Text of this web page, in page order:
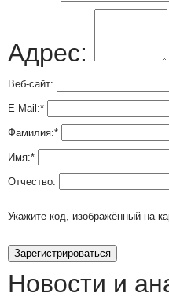
Адрес:
Веб-сайт:
E-Mail:*
Фамилия:*
Имя:*
Отчество:
Укажите код, изображённый на
Новости и